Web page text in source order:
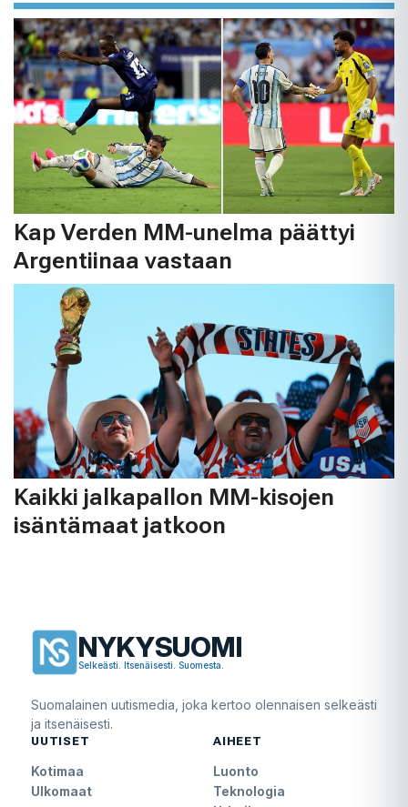
Kap Verden MM-unelma päättyi
Argentiinaa vastaan
Kaikki jalkapallon MM-kisojen
isäntämaat jatkoon
NYKYSUOMI
Selkeästi. Itsenäisesti. Suomesta.
Suomalainen uutismedia, joka kertoo olennaisen selkeästi
ja itsenäisesti.
UUTISET
Kotimaa
Ulkomaat
AIHEET
Luonto
Teknologia